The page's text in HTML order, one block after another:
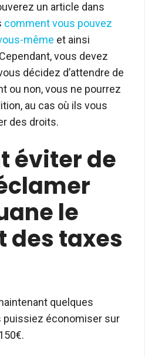
un article dans
comment vous pouvez
même et ainsi
vous devez
décidez d’attendre de
ou non, vous ne pourrez
au cas où ils vous
des droits.
éviter de
le
des taxes
quelques
puissiez économiser sur